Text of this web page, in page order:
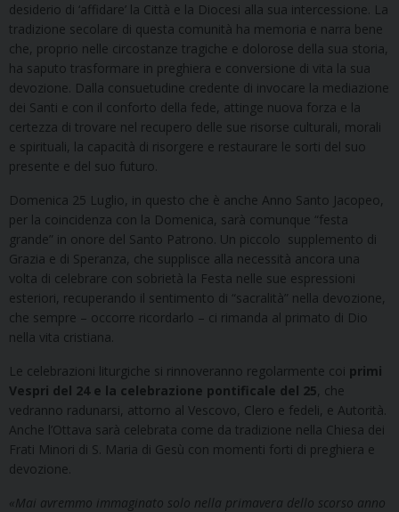
desiderio di ‘affidare’ la Città e la Diocesi alla sua intercessione. La
tradizione secolare di questa comunità ha memoria e narra bene
che, proprio nelle circostanze tragiche e dolorose della sua storia,
ha saputo trasformare in preghiera e conversione di vita la sua
devozione. Dalla consuetudine credente di invocare la mediazione
dei Santi e con il conforto della fede, attinge nuova forza e la
certezza di trovare nel recupero delle sue risorse culturali, morali
e spirituali, la capacità di risorgere e restaurare le sorti del suo
presente e del suo futuro.
Domenica 25 Luglio, in questo che è anche Anno Santo Jacopeo,
per la coincidenza con la Domenica, sarà comunque “festa
grande” in onore del Santo Patrono. Un piccolo supplemento di
Grazia e di Speranza, che supplisce alla necessità ancora una
volta di celebrare con sobrietà la Festa nelle sue espressioni
esteriori, recuperando il sentimento di “sacralità” nella devozione,
che sempre – occorre ricordarlo – ci rimanda al primato di Dio
nella vita cristiana.
Le celebrazioni liturgiche si rinnoveranno regolarmente coi primi
Vespri del 24 e la celebrazione pontificale del 25, che
vedranno radunarsi, attorno al Vescovo, Clero e fedeli, e Autorità.
Anche l’Ottava sarà celebrata come da tradizione nella Chiesa dei
Frati Minori di S. Maria di Gesù con momenti forti di preghiera e
devozione.
«Mai avremmo immaginato solo nella primavera dello scorso anno